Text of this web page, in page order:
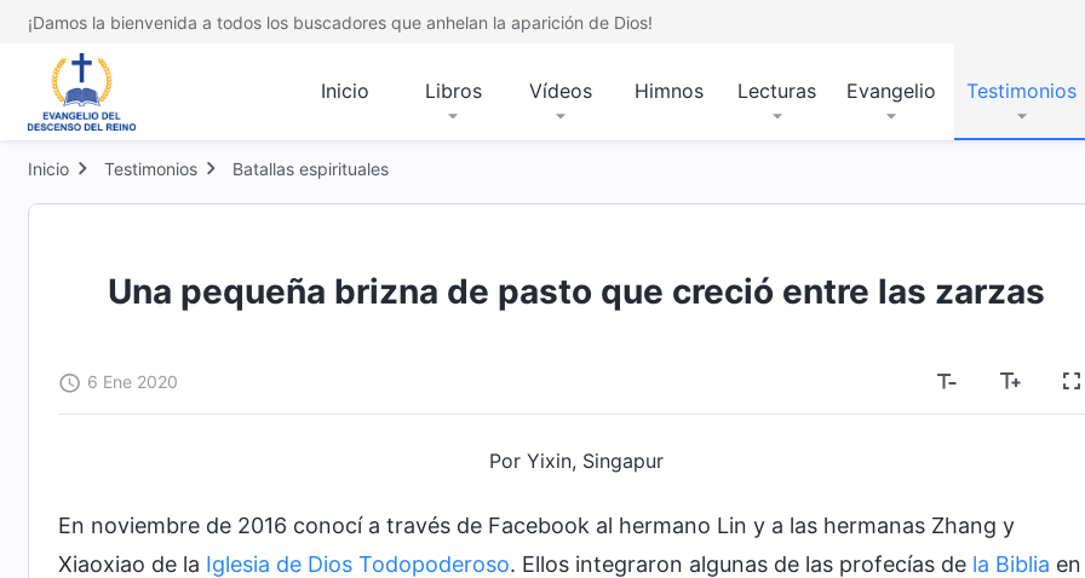
¡Damos la bienvenida a todos los buscadores que anhelan la aparición de Dios!
Inicio Libros Vídeos Himnos Lecturas Evangelio Testimonios
Inicio Testimonios Batallas espirituales
Una pequeña brizna de pasto que creció entre las zarzas
6 Ene 2020
Por Yixin, Singapur
En noviembre de 2016 conocí a través de Facebook al hermano Lin y a las hermanas Zhang y
Xiaoxiao de la Iglesia de Dios Todopoderoso. Ellos integraron algunas de las profecías de la Biblia en